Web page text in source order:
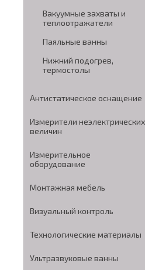
Вакуумные захваты и
теплоотражатели
Паяльные ванны
Нижний подогрев,
термостолы
Антистатическое оснащение
Измерители неэлектрических
величин
Измерительное
оборудование
Монтажная мебель
Визуальный контроль
Технологические материалы
Ультразвуковые ванны